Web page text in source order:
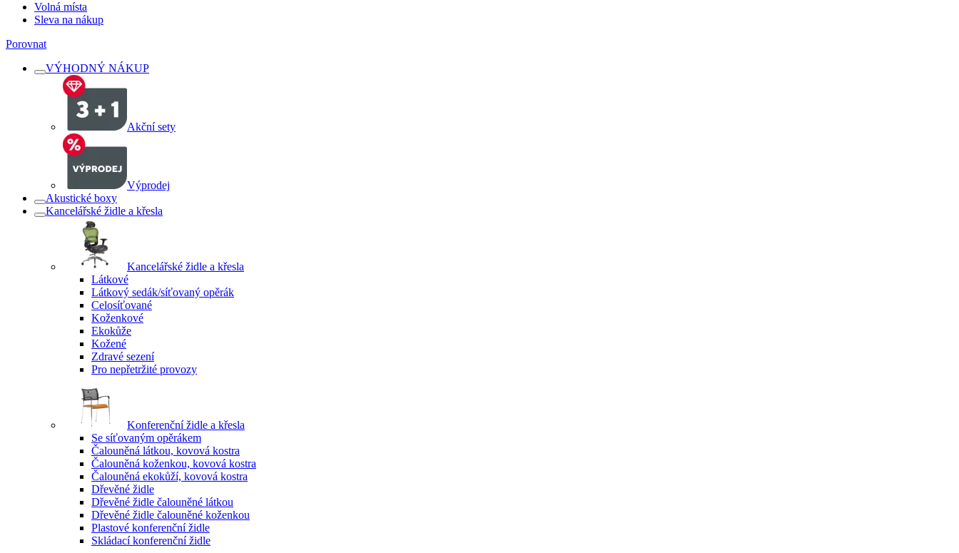
Volná místa
Sleva na nákup
Porovnat
VÝHODNÝ NÁKUP
Akční sety
Výprodej
Akustické boxy
Kancelářské židle a křesla
Kancelářské židle a křesla
Látkové
Látkový sedák/síťovaný opěrák
Celosíťované
Koženkové
Ekokůže
Kožené
Zdravé sezení
Pro nepřetržité provozy
Konferenční židle a křesla
Se síťovaným opěrákem
Čalouněná látkou, kovová kostra
Čalouněná koženkou, kovová kostra
Čalouněná ekokůží, kovová kostra
Dřevěné židle
Dřevěné židle čalouněné látkou
Dřevěné židle čalouněné koženkou
Plastové konferenční židle
Skládací konferenční židle